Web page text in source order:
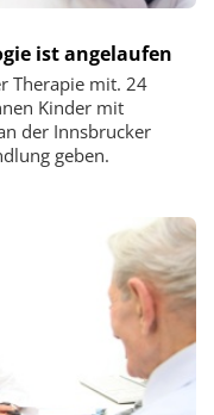
ist angelaufen
Therapie mit. 24
Kinder mit
der Innsbrucker
geben.